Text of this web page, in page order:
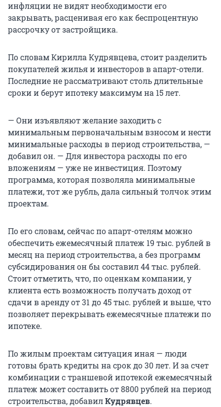
инфляции не видят необходимости его
закрывать, расценивая его как беспроцентную
рассрочку от застройщика.
По словам Кирилла Кудрявцева, стоит разделить
покупателей жилья и инвесторов в апарт-отели.
Последние не рассматривают столь длительные
сроки и берут ипотеку максимум на 15 лет.
— Они изъявляют желание заходить с
минимальным первоначальным взносом и нести
минимальные расходы в период строительства, —
добавил он. — Для инвестора расходы по его
вложениям — уже не инвестиция. Поэтому
программа, которая позволяла минимальные
платежи, тот же рубль, дала сильный толчок этим
проектам.
По его словам, сейчас по апарт-отелям можно
обеспечить ежемесячный платеж 19 тыс. рублей в
месяц на период строительства, а без программ
субсидирования он бы составил 44 тыс. рублей.
Стоит отметить, что, по оценкам компании, у
клиента есть возможность получать доход от
сдачи в аренду от 31 до 45 тыс. рублей и выше, что
позволяет перекрывать ежемесячные платежи по
ипотеке.
По жилым проектам ситуация иная — люди
готовы брать кредиты на срок до 30 лет. И за счет
комбинации с траншевой ипотекой ежемесячный
платеж может составить от 8800 рублей на период
строительства, добавилКудрявцев.